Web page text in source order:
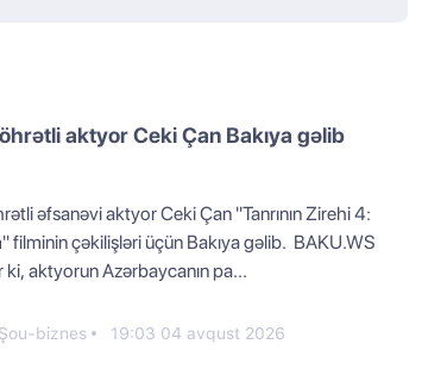
aktyor Ceki Çan Bakıya gəlib
əfsanəvi aktyor Ceki Çan "Tanrının Zirehi 4:
filminin çəkilişləri üçün Bakıya gəlib. BAKU.WS
ki, aktyorun Azərbaycanın pa...
Şou-biznes 19:03 04 avqust 2026